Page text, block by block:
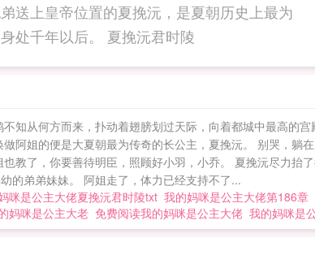
送上皇帝位置的夏挽沅，是夏朝历史上最为
传奇的长公主。而这位长公主一睁眼，却发现自己身处千年以后。 夏挽沅君时陵
知从何方而来，扑动着翅膀划过天际，向着都城中最高的
阿姐的便是大夏朝最为传奇的长公主，夏挽沅。 别哭，躺
教了，你要善待明臣，照顾好小羽，小乔。 夏挽沅尽力抬
的弟弟妹妹。 阿姐走了，体力已经支持不了...
咪是公主大佬夏挽沅君时陵txt 我的妈咪是公主大佬第186章
妈咪是公主大老 免费阅读我的妈咪是公主大佬 我的妈咪是